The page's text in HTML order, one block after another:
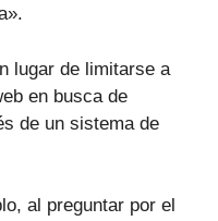
lugar de limitarse a
en busca de
de un sistema de
al preguntar por el